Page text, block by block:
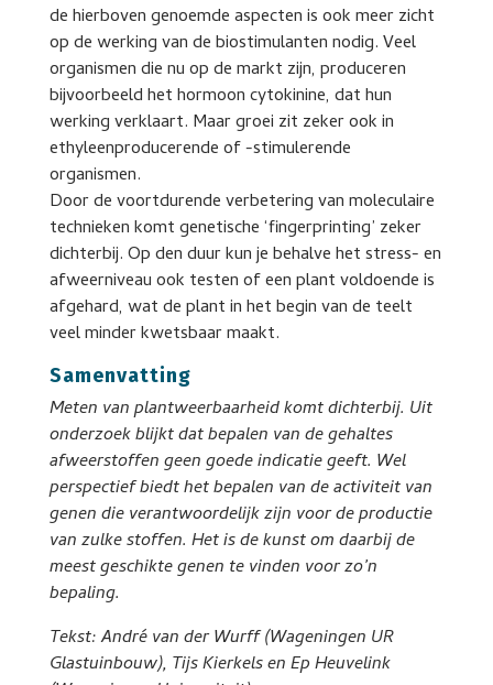
de hierboven genoemde aspecten is ook meer zicht
op de werking van de biostimulanten nodig. Veel
organismen die nu op de markt zijn, produceren
bijvoorbeeld het hormoon cytokinine, dat hun
werking verklaart. Maar groei zit zeker ook in
ethyleenproducerende of -stimulerende
organismen.
Door de voortdurende verbetering van moleculaire
technieken komt genetische ‘fingerprinting’ zeker
dichterbij. Op den duur kun je behalve het stress- en
afweerniveau ook testen of een plant voldoende is
afgehard, wat de plant in het begin van de teelt
veel minder kwetsbaar maakt.
Samenvatting
Meten van plantweerbaarheid komt dichterbij. Uit
onderzoek blijkt dat bepalen van de gehaltes
afweerstoffen geen goede indicatie geeft. Wel
perspectief biedt het bepalen van de activiteit van
genen die verantwoordelijk zijn voor de productie
van zulke stoffen. Het is de kunst om daarbij de
meest geschikte genen te vinden voor zo’n
bepaling.
Tekst: André van der Wurff (Wageningen UR
Glastuinbouw), Tijs Kierkels en Ep Heuvelink